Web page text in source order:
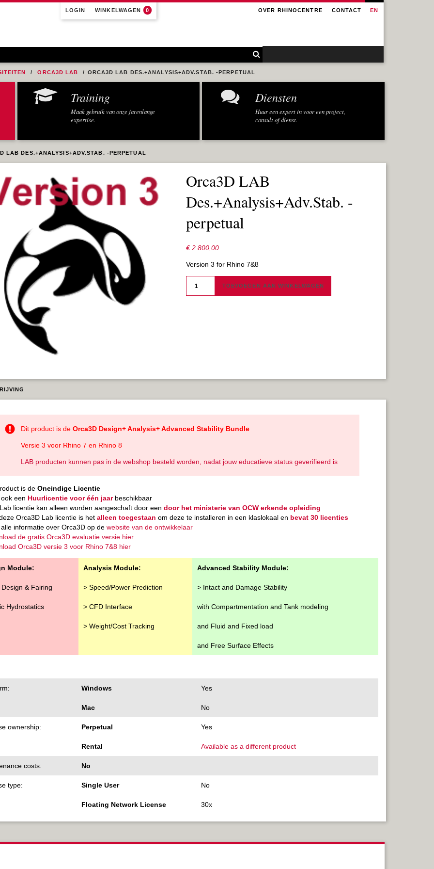
LOGIN WINKELWAGEN 0 EN
OVER RHINOCENTRE CONTACT
ORCA3D LAB ORCA3D LAB DES.+ANALYSIS+ADV.STAB. -PERPETUAL
Training
Maak gebruik van onze jarenlange
expertise.
Diensten
Huur een expert in voor een project,
consult of dienst.
LAB DES.+ANALYSIS+ADV.STAB. -PERPETUAL
Orca3D LAB
Des.+Analysis+Adv.Stab. -
perpetual
€2.800,00
Version 3 for Rhino 7&8
LAB
-
TOEVOEGEN AAN WINKELWAGEN
Dit product is de Orca3D Design+ Analysis+ Advanced Stability Bundle
Versie 3 voor Rhino 7 en Rhino 8
LAB producten kunnen pas in de webshop besteld worden, nadat jouw educatieve status geverifieerd is
is de Oneindige Licentie
een Huurlicentie voor één jaarbeschikbaar
licentie kan alleen worden aangeschaft door een door het ministerie van OCW erkende opleiding
Orca3D Lab licentie is het alleen toegestaan om deze te installeren in een klaslokaal en bevat 30 licenties
informatie over Orca3D op de website van de ontwikkelaar
de gratis Orca3D evaluatie versie hier
Orca3D versie 3 voor Rhino 7&8 hier
Module: Analysis Module: Advanced Stability Module:
& Fairing > Speed/Power Prediction > Intact and Damage Stability
Hydrostatics > CFD Interface with Compartmentation and Tank modeling
> Weight/Cost Tracking and Fluid and Fixed load
and Free Surface Effects
Windows Yes
Mac No
ownership: Perpetual Yes
Rental Available as a different product
costs: No
type: Single User No
Floating Network License 30x